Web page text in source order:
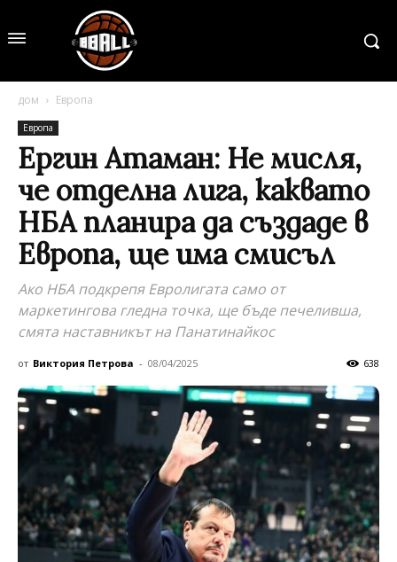
дом Европа
Европа
Eргин Атаман: Не мисля,
че отделна лига, каквато
НБА планира да създаде в
Европа, ще има смисъл
Ако НБА подкрепя Евролигата само от
маркетингова гледна точка, ще бъде печеливша,
смята наставникът на Панатинайкос
от Виктория Петрова - 08/04/2025 638